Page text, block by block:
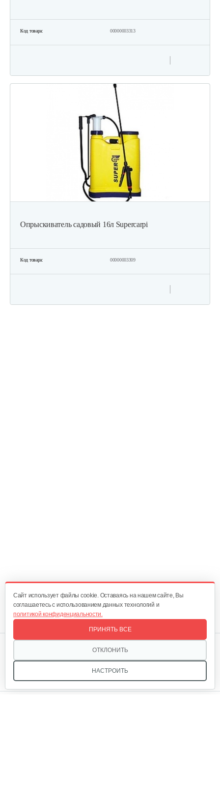
Код товара: 00000003313
Опрыскиватель садовый 16л Supercarpi
Код товара: 00000003309
Cайт использует файлы cookie. Оставаясь на нашем сайте, Вы
соглашаетесь с использованием данных технологий и
политикой конфиденциальности.
НАСТРОИТЬ
ОТКЛОНИТЬ
ПРИНЯТЬ ВСЕ